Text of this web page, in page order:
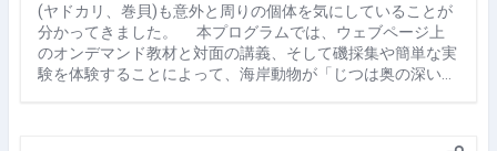
(ヤドカリ、巻貝)も意外と周りの個体を気にしていることが
分かってきました。 本プログラムでは、ウェブページ上
のオンデマンド教材と対面の講義、そして磯採集や簡単な実
験を体験することによって、海岸動物が「じつは奥の深い…